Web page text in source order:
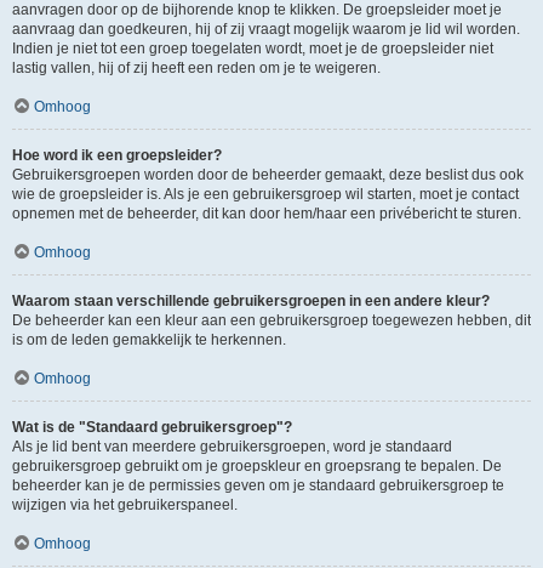
aanvragen door op de bijhorende knop te klikken. De groepsleider moet je
aanvraag dan goedkeuren, hij of zij vraagt mogelijk waarom je lid wil worden.
Indien je niet tot een groep toegelaten wordt, moet je de groepsleider niet
lastig vallen, hij of zij heeft een reden om je te weigeren.
Omhoog
Hoe word ik een groepsleider?
Gebruikersgroepen worden door de beheerder gemaakt, deze beslist dus ook
wie de groepsleider is. Als je een gebruikersgroep wil starten, moet je contact
opnemen met de beheerder, dit kan door hem/haar een privébericht te sturen.
Omhoog
Waarom staan verschillende gebruikersgroepen in een andere kleur?
De beheerder kan een kleur aan een gebruikersgroep toegewezen hebben, dit
is om de leden gemakkelijk te herkennen.
Omhoog
Wat is de "Standaard gebruikersgroep"?
Als je lid bent van meerdere gebruikersgroepen, word je standaard
gebruikersgroep gebruikt om je groepskleur en groepsrang te bepalen. De
beheerder kan je de permissies geven om je standaard gebruikersgroep te
wijzigen via het gebruikerspaneel.
Omhoog